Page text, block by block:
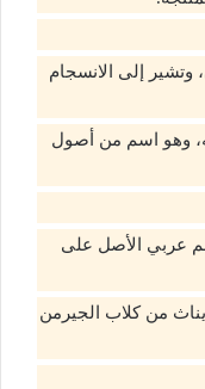
إلى الانسجام
وهو اسم من أصول
عربي الأصل على
من كلاب الجيرمن